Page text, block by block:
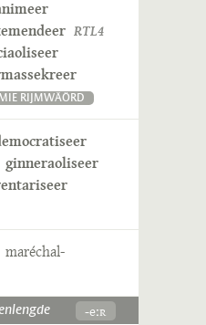
RTL4
MIE RIJMWÄÖRD
ginneraoliseer
maréchal-
-eːʀ